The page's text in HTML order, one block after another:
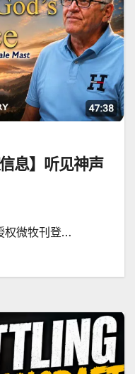
息】听见神声
权微牧刊登…